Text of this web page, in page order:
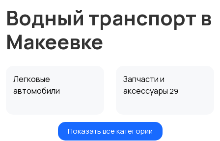
Водный транспорт в
Макеевке
Легковые
автомобили
Запчасти и
аксессуары 29
Водный транспорт Автобусы и грузовики
Показать все категории